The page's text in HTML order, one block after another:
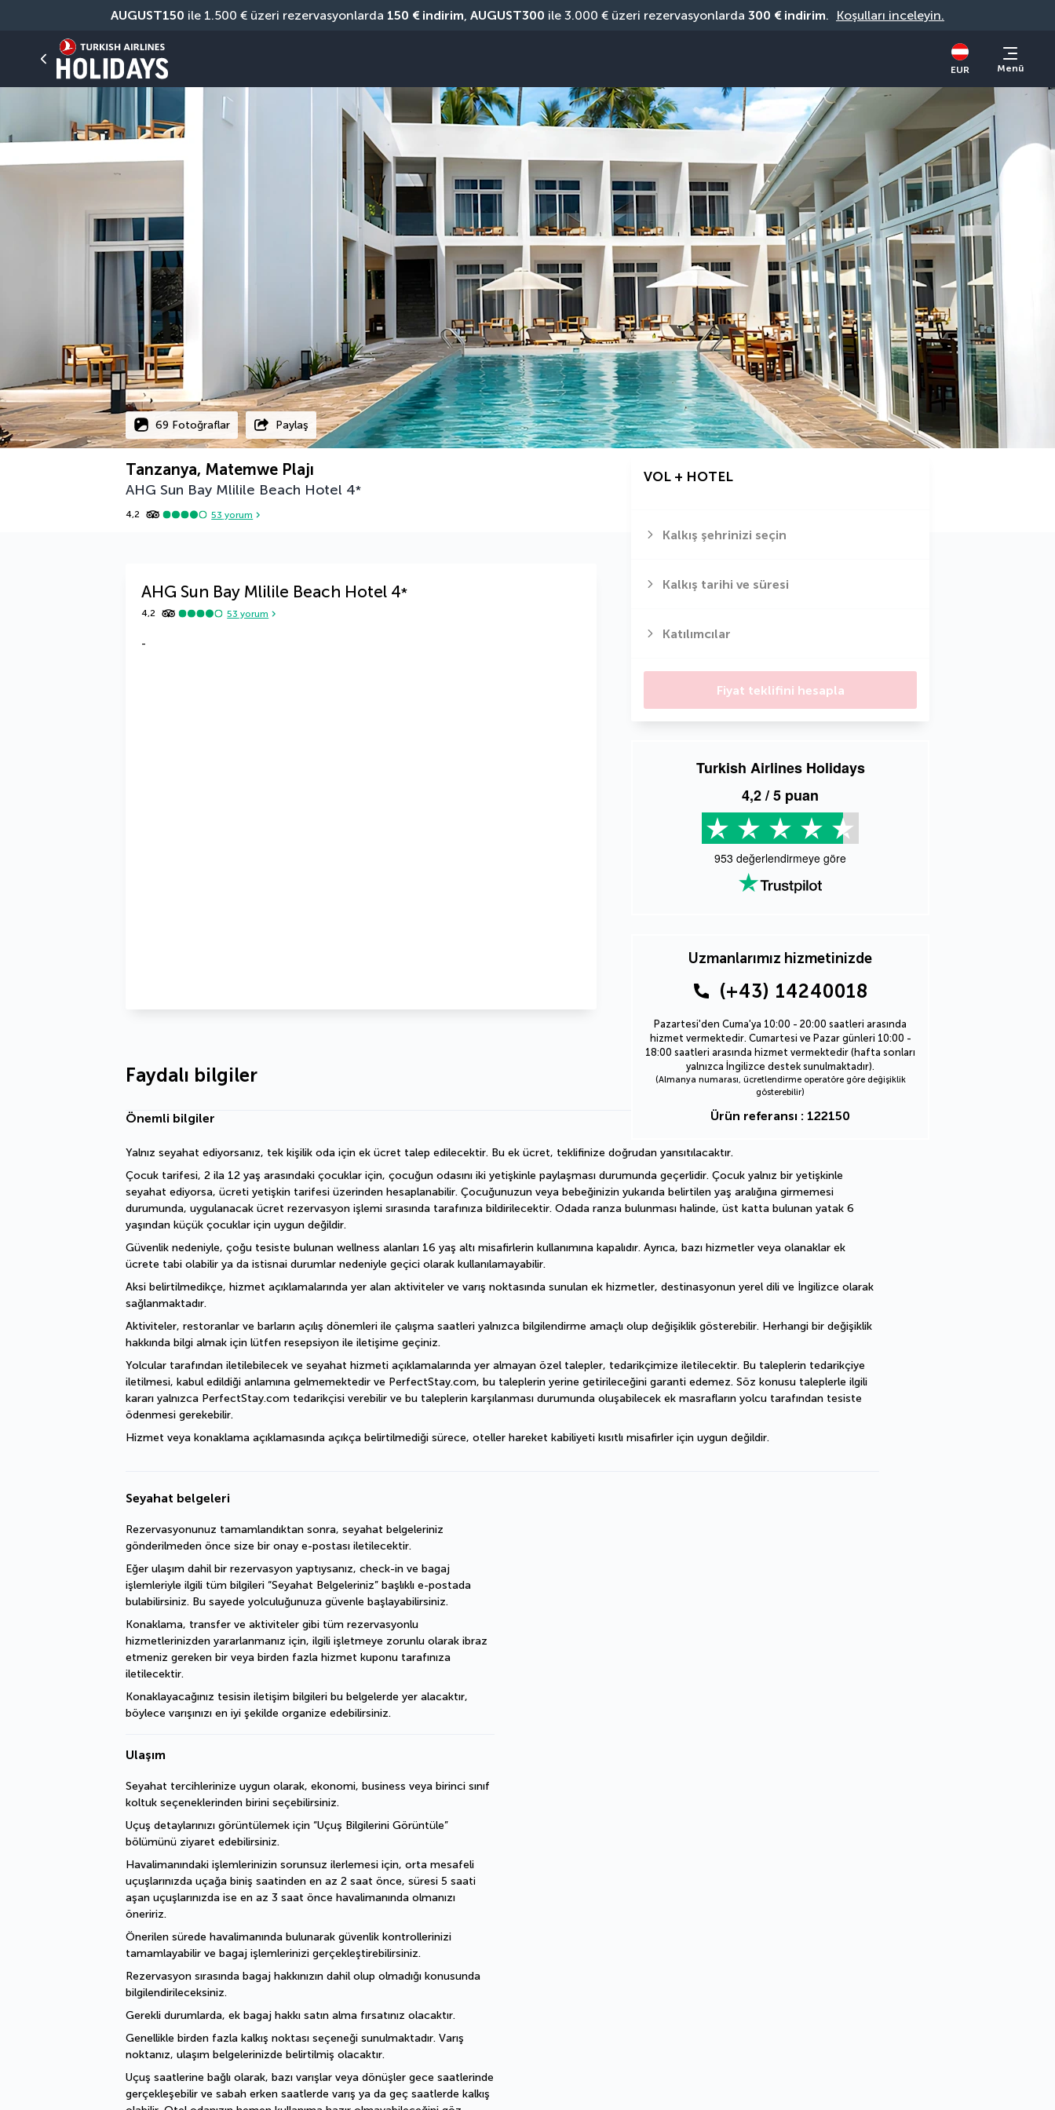
AUGUST150 ile 1.500 € üzeri rezervasyonlarda 150 € indirim, AUGUST300 ile 3.000 € üzeri rezervasyonlarda 300 € indirim. Koşulları inceleyin.
EUR Menü
69 Fotoğraflar Paylaş
Tanzanya, Matemwe Plajı
AHG Sun Bay Mlilile Beach Hotel 4*
4,2 53 yorum
VOL + HOTEL
Kalkış şehrinizi seçin
Kalkış tarihi ve süresi
Katılımcılar
Fiyat teklifini hesapla
Turkish Airlines Holidays
4,2/ 5 puan
953 değerlendirmeye göre
Uzmanlarımız hizmetinizde
(+43) 14240018
Pazartesi'den Cuma'ya 10:00 - 20:00 saatleri arasında
hizmet vermektedir. Cumartesi ve Pazar günleri 10:00 -
18:00 saatleri arasında hizmet vermektedir (hafta sonları
yalnızca İngilizce destek sunulmaktadır).
(Almanya numarası, ücretlendirme operatöre göre değişiklik
gösterebilir)
Ürün referansı : 122150
AHG Sun Bay Mlilile Beach Hotel 4*
4,2 53 yorum
-
Faydalı bilgiler
Önemli bilgiler
Yalnız seyahat ediyorsanız, tek kişilik oda için ek ücret talep edilecektir. Bu ek ücret, teklifinize doğrudan yansıtılacaktır.
Çocuk tarifesi, 2 ila 12 yaş arasındaki çocuklar için, çocuğun odasını iki yetişkinle paylaşması durumunda geçerlidir. Çocuk yalnız bir yetişkinle
seyahat ediyorsa, ücreti yetişkin tarifesi üzerinden hesaplanabilir. Çocuğunuzun veya bebeğinizin yukarıda belirtilen yaş aralığına girmemesi
durumunda, uygulanacak ücret rezervasyon işlemi sırasında tarafınıza bildirilecektir. Odada ranza bulunması halinde, üst katta bulunan yatak 6
yaşından küçük çocuklar için uygun değildir.
Güvenlik nedeniyle, çoğu tesiste bulunan wellness alanları 16 yaş altı misafirlerin kullanımına kapalıdır. Ayrıca, bazı hizmetler veya olanaklar ek
ücrete tabi olabilir ya da istisnai durumlar nedeniyle geçici olarak kullanılamayabilir.
Aksi belirtilmedikçe, hizmet açıklamalarında yer alan aktiviteler ve varış noktasında sunulan ek hizmetler, destinasyonun yerel dili ve İngilizce olarak
sağlanmaktadır.
Aktiviteler, restoranlar ve barların açılış dönemleri ile çalışma saatleri yalnızca bilgilendirme amaçlı olup değişiklik gösterebilir. Herhangi bir değişiklik
hakkında bilgi almak için lütfen resepsiyon ile iletişime geçiniz.
Yolcular tarafından iletilebilecek ve seyahat hizmeti açıklamalarında yer almayan özel talepler, tedarikçimize iletilecektir. Bu taleplerin tedarikçiye
iletilmesi, kabul edildiği anlamına gelmemektedir ve PerfectStay.com, bu taleplerin yerine getirileceğini garanti edemez. Söz konusu taleplerle ilgili
kararı yalnızca PerfectStay.com tedarikçisi verebilir ve bu taleplerin karşılanması durumunda oluşabilecek ek masrafların yolcu tarafından tesiste
ödenmesi gerekebilir.
Hizmet veya konaklama açıklamasında açıkça belirtilmediği sürece, oteller hareket kabiliyeti kısıtlı misafirler için uygun değildir.
Seyahat belgeleri
Rezervasyonunuz tamamlandıktan sonra, seyahat belgeleriniz
gönderilmeden önce size bir onay e-postası iletilecektir.
Eğer ulaşım dahil bir rezervasyon yaptıysanız, check-in ve bagaj
işlemleriyle ilgili tüm bilgileri “Seyahat Belgeleriniz” başlıklı e-postada
bulabilirsiniz. Bu sayede yolculuğunuza güvenle başlayabilirsiniz.
Konaklama, transfer ve aktiviteler gibi tüm rezervasyonlu
hizmetlerinizden yararlanmanız için, ilgili işletmeye zorunlu olarak ibraz
etmeniz gereken bir veya birden fazla hizmet kuponu tarafınıza
iletilecektir.
Konaklayacağınız tesisin iletişim bilgileri bu belgelerde yer alacaktır,
böylece varışınızı en iyi şekilde organize edebilirsiniz.
Ulaşım
Seyahat tercihlerinize uygun olarak, ekonomi, business veya birinci sınıf
koltuk seçeneklerinden birini seçebilirsiniz.
Uçuş detaylarınızı görüntülemek için “Uçuş Bilgilerini Görüntüle”
bölümünü ziyaret edebilirsiniz.
Havalimanındaki işlemlerinizin sorunsuz ilerlemesi için, orta mesafeli
uçuşlarınızda uçağa biniş saatinden en az 2 saat önce, süresi 5 saati
aşan uçuşlarınızda ise en az 3 saat önce havalimanında olmanızı
öneririz.
Önerilen sürede havalimanında bulunarak güvenlik kontrollerinizi
tamamlayabilir ve bagaj işlemlerinizi gerçekleştirebilirsiniz.
Rezervasyon sırasında bagaj hakkınızın dahil olup olmadığı konusunda
bilgilendirileceksiniz.
Gerekli durumlarda, ek bagaj hakkı satın alma fırsatınız olacaktır.
Genellikle birden fazla kalkış noktası seçeneği sunulmaktadır. Varış
noktanız, ulaşım belgelerinizde belirtilmiş olacaktır.
Uçuş saatlerine bağlı olarak, bazı varışlar veya dönüşler gece saatlerinde
gerçekleşebilir ve sabah erken saatlerde varış ya da geç saatlerde kalkış